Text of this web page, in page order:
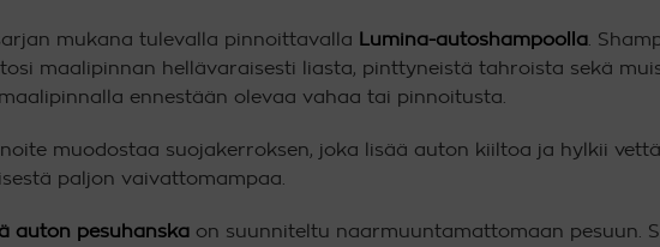
mukana tulevalla pinnoittavalla Lumina-autoshampoolla.
maalipinnan hellävaraisesti liasta, pinttyneistä tahroista sekä
ennestään olevaa vahaa tai pinnoitusta.
muodostaa suojakerroksen, joka lisää auton kiiltoa ja hylkii
paljon vaivattomampaa.
auton pesuhanska on suunniteltu naarmuuntamattomaan pesuun.